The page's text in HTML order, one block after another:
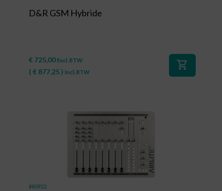
D&R GSM Hybride
€ 725,00 Excl. BTW
( € 877,25) Incl. BTW
shopping_cart
#80922